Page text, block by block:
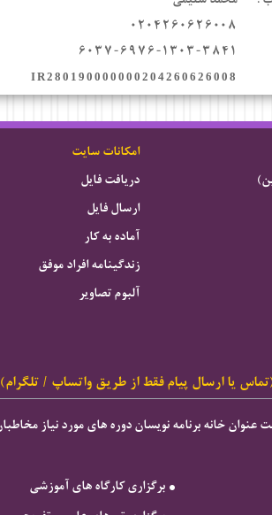
۰۲۰۴۲۶۰۶۲۶۰۰۸
۶۰۳۷-۶۹۷۶-۱۳۰۳-۳۸۴۱
IR280190000000204260626008
امکانات سایت
دریافت فایل
ارسال فایل
آماده به کار
زندگینامه افراد موفق
آلبوم تصاویر
یا ارسال پیام فقط از طریق واتساپ / تلگرام)
برگزاری كارگاه های آموزشی